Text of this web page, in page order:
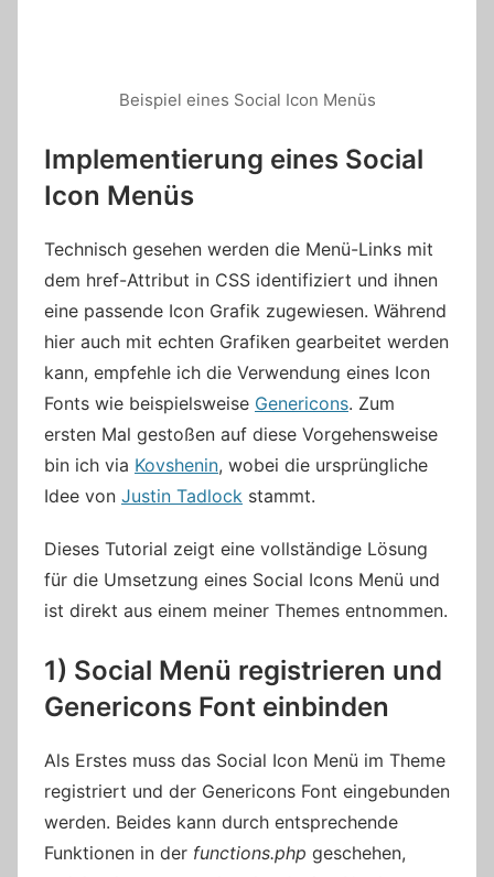
Beispiel eines Social Icon Menüs
Implementierung eines Social
Icon Menüs
Technisch gesehen werden die Menü-Links mit
dem href-Attribut in CSS identifiziert und ihnen
eine passende Icon Grafik zugewiesen. Während
hier auch mit echten Grafiken gearbeitet werden
kann, empfehle ich die Verwendung eines Icon
Fonts wie beispielsweise Genericons. Zum
ersten Mal gestoßen auf diese Vorgehensweise
bin ich via Kovshenin, wobei die ursprüngliche
Idee von Justin Tadlock stammt.
Dieses Tutorial zeigt eine vollständige Lösung
für die Umsetzung eines Social Icons Menü und
ist direkt aus einem meiner Themes entnommen.
1) Social Menü registrieren und
Genericons Font einbinden
Als Erstes muss das Social Icon Menü im Theme
registriert und der Genericons Font eingebunden
werden. Beides kann durch entsprechende
Funktionen in der functions.php geschehen,